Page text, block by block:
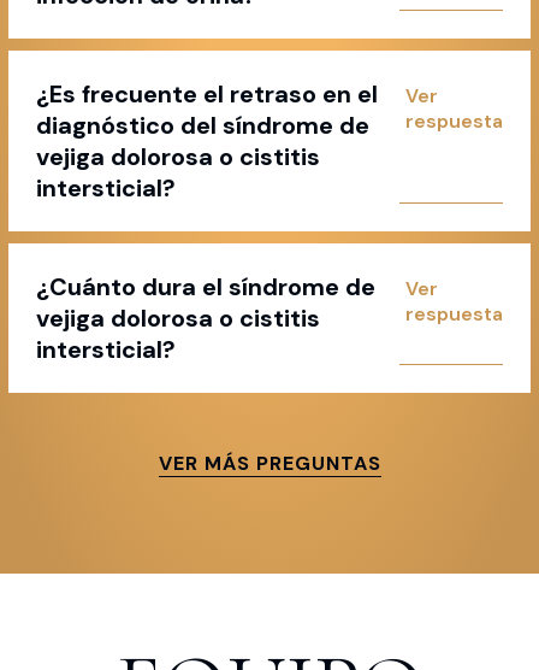
¿Es frecuente el retraso en el
diagnóstico del síndrome de
vejiga dolorosa o cistitis
intersticial?
¿Cuánto dura el síndrome de
vejiga dolorosa o cistitis
intersticial?
VER MÁS PREGUNTAS